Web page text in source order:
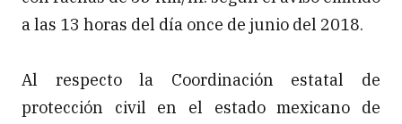
a las 13 horas del día once de junio del 2018.
Al respecto la Coordinación estatal de
protección civil en el estado mexicano de